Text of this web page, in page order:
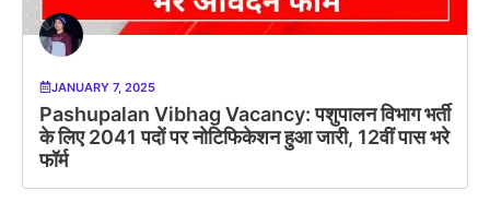
JANUARY 7, 2025
Pashupalan Vibhag Vacancy: पशुपालन विभाग भर्ती
के लिए 2041 पदों पर नोटिफिकेशन हुआ जारी, 12वीं पास भरे
फॉर्म